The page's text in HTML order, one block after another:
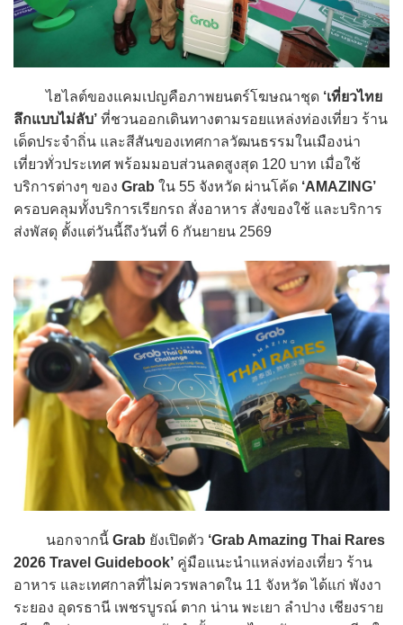
ไฮไลต์ของแคมเปญคือภาพยนตร์โฆษณาชุด ‘เที่ยวไทย
ลึกแบบไม่ลับ’ ที่ชวนออกเดินทางตามรอยแหล่งท่องเที่ยว ร้าน
เด็ดประจำถิ่น และสีสันของเทศกาลวัฒนธรรมในเมืองน่า
เที่ยวทั่วประเทศ พร้อมมอบส่วนลดสูงสุด 120 บาท เมื่อใช้
บริการต่างๆ ของ Grab ใน 55 จังหวัด ผ่านโค้ด ‘AMAZING’
ครอบคลุมทั้งบริการเรียกรถ สั่งอาหาร สั่งของใช้ และบริการ
ส่งพัสดุ ตั้งแต่วันนี้ถึงวันที่ 6 กันยายน 2569
นอกจากนี้ Grab ยังเปิดตัว ‘Grab Amazing Thai Rares
2026 Travel Guidebook’ คู่มือแนะนำแหล่งท่องเที่ยว ร้าน
อาหาร และเทศกาลที่ไม่ควรพลาดใน 11 จังหวัด ได้แก่ พังงา
ระยอง อุดรธานี เพชรบูรณ์ ตาก น่าน พะเยา ลำปาง เชียงราย